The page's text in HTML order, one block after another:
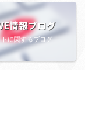
情報ブログ
トに関するブログ